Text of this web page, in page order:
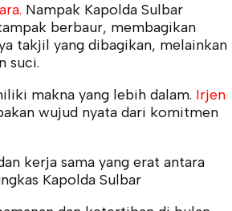
Nampak Kapolda Sulbar
berbaur, membagikan
takjil yang dibagikan, melainkan
suci.
makna yang lebih dalam. Irjen
wujud nyata dari komitmen
kerja sama yang erat antara
Kapolda Sulbar